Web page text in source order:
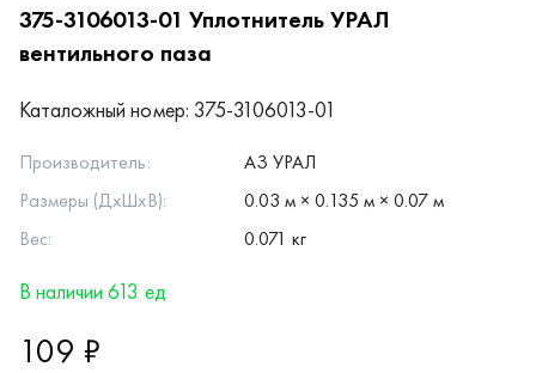
375-3106013-01 Уплотнитель УРАЛ
вентильного паза
Каталожный номер: 375-3106013-01
Производитель:
АЗ УРАЛ
Размеры (ДхШхВ):
0.03 м × 0.135 м × 0.07 м
Вес:
0.071 кг
В наличии 613 ед
109 ₽